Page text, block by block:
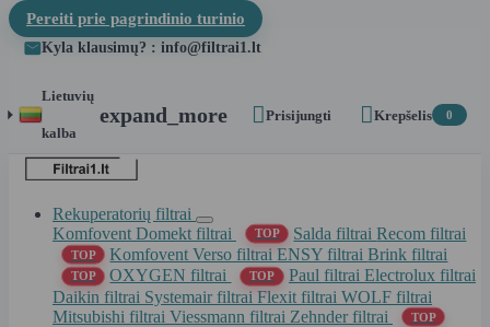
Pereiti prie pagrindinio turinio
Kyla klausimų? : info@filtrai1.lt
Lietuvių
kalba
expand_more Prisijungti Krepšelis 0
Rekuperatorių filtrai
Komfovent Domekt filtrai
TOP Salda filtraiRecom filtrai
TOP Komfovent Verso filtraiENSY filtraiBrink filtrai
TOP OXYGEN filtrai TOP Paul filtrai Electrolux filtrai
Daikin filtrai Systemair filtrai Flexit filtrai WOLF filtrai
Mitsubishi filtrai Viessmann filtrai Zehnder filtrai TOP